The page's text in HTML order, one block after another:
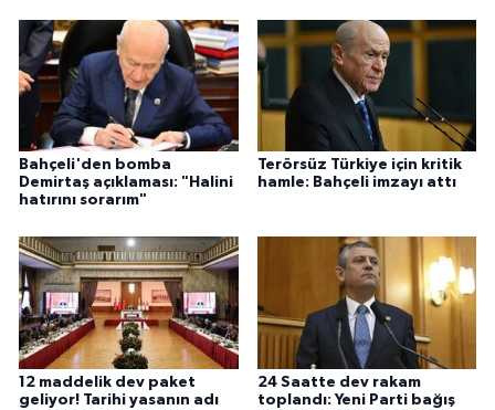
Bahçeli'den bomba
Demirtaş açıklaması: "Halini
hatırını sorarım"
Terörsüz Türkiye için kritik
hamle: Bahçeli imzayı attı
12 maddelik dev paket
geliyor! Tarihi yasanın adı
24 Saatte dev rakam
toplandı: Yeni Parti bağış